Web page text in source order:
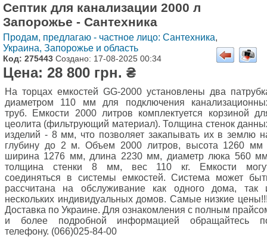
Септик для канализации 2000 л
Запорожье - Сантехника
Продам, предлагаю - частное лицо: Сантехника,
Украина, Запорожье и область
Код: 275443 Создано: 17-08-2025 00:34
Цена: 28 800 грн. ₴
На торцах емкостей GG-2000 установлены два
диаметром 110 мм для подключения
труб. Емкости 2000 литров комплектуется корзиной
цеолита (фильтрующий материал). Толщина стенок
изделий - 8 мм, что позволяет закапывать их в землю
глубину до 2 м. Объем 2000 литров, высота 1260 мм
ширина 1276 мм, длина 2230 мм, диаметр люка 560
толщина стенки 8 мм, вес 110 кг. Емкости
соединяться в системы емкостей. Система может
рассчитана на обслуживание как одного дома, так
нескольких индивидуальных домов. Самые низкие
Доставка по Украине. Для ознакомления с полным
и более подробной информацией обращайтесь
телефону. (066)025-84-00